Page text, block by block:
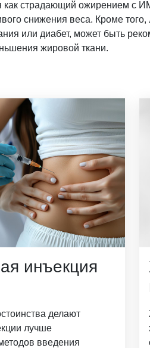
страдающий ожирением с
снижения веса. Кроме
или диабет, может быть
жировой ткани.
инъекция
делают
лучше
введения